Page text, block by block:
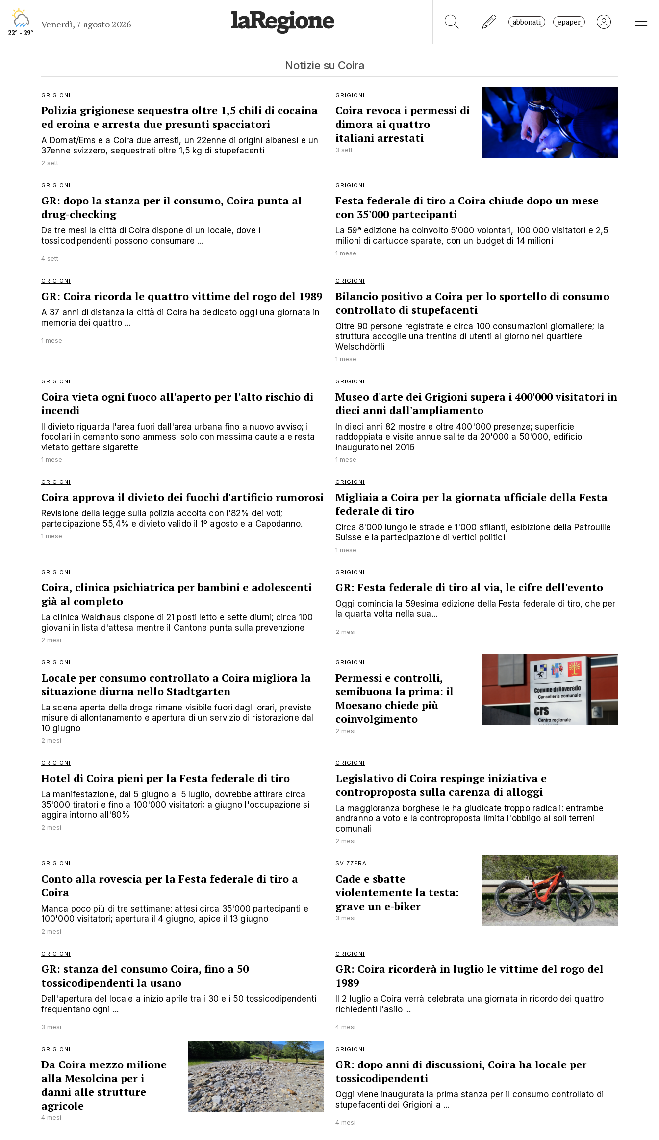
22° - 29°
Venerdì, 7 agosto 2026 abbonati epaper
Notizie su Coira
GRIGIONI
Polizia grigionese sequestra oltre 1,5 chili di cocaina
ed eroina e arresta due presunti spacciatori
A Domat/Ems e a Coira due arresti, un 22enne di origini albanesi e un
37enne svizzero, sequestrati oltre 1,5 kg di stupefacenti
2 sett
GRIGIONI
Coira revoca i permessi di
dimora ai quattro
italiani arrestati
3 sett
GRIGIONI
GR: dopo la stanza per il consumo, Coira punta al
drug-checking
Da tre mesi la città di Coira dispone di un locale, dove i
tossicodipendenti possono consumare ...
4 sett
GRIGIONI
Festa federale di tiro a Coira chiude dopo un mese
con 35'000 partecipanti
La 59ª edizione ha coinvolto 5'000 volontari, 100'000 visitatori e 2,5
milioni di cartucce sparate, con un budget di 14 milioni
1 mese
GRIGIONI
GR: Coira ricorda le quattro vittime del rogo del 1989
A 37 anni di distanza la città di Coira ha dedicato oggi una giornata in
memoria dei quattro ...
1 mese
GRIGIONI
Bilancio positivo a Coira per lo sportello di consumo
controllato di stupefacenti
Oltre 90 persone registrate e circa 100 consumazioni giornaliere; la
struttura accoglie una trentina di utenti al giorno nel quartiere
Welschdörfli
1 mese
GRIGIONI
Coira vieta ogni fuoco all'aperto per l'alto rischio di
incendi
Il divieto riguarda l'area fuori dall'area urbana fino a nuovo avviso; i
focolari in cemento sono ammessi solo con massima cautela e resta
vietato gettare sigarette
1 mese
GRIGIONI
Museo d'arte dei Grigioni supera i 400'000 visitatori in
dieci anni dall'ampliamento
In dieci anni 82 mostre e oltre 400'000 presenze; superficie
raddoppiata e visite annue salite da 20'000 a 50'000, edificio
inaugurato nel 2016
1 mese
GRIGIONI
Coira approva il divieto dei fuochi d'artificio rumorosi
Revisione della legge sulla polizia accolta con l'82% dei voti;
partecipazione 55,4% e divieto valido il 1º agosto e a Capodanno.
1 mese
GRIGIONI
Migliaia a Coira per la giornata ufficiale della Festa
federale di tiro
Circa 8'000 lungo le strade e 1'000 sfilanti, esibizione della Patrouille
Suisse e la partecipazione di vertici politici
1 mese
GRIGIONI
Coira, clinica psichiatrica per bambini e adolescenti
già al completo
La clinica Waldhaus dispone di 21 posti letto e sette diurni; circa 100
giovani in lista d'attesa mentre il Cantone punta sulla prevenzione
2 mesi
GRIGIONI
GR: Festa federale di tiro al via, le cifre dell'evento
Oggi comincia la 59esima edizione della Festa federale di tiro, che per
la quarta volta nella sua...
2 mesi
GRIGIONI
Locale per consumo controllato a Coira migliora la
situazione diurna nello Stadtgarten
La scena aperta della droga rimane visibile fuori dagli orari, previste
misure di allontanamento e apertura di un servizio di ristorazione dal
10 giugno
2 mesi
GRIGIONI
Permessi e controlli,
semibuona la prima: il
Moesano chiede più
coinvolgimento
2 mesi
GRIGIONI
Hotel di Coira pieni per la Festa federale di tiro
La manifestazione, dal 5 giugno al 5 luglio, dovrebbe attirare circa
35'000 tiratori e fino a 100'000 visitatori; a giugno l'occupazione si
aggira intorno all'80%
2 mesi
GRIGIONI
Legislativo di Coira respinge iniziativa e
controproposta sulla carenza di alloggi
La maggioranza borghese le ha giudicate troppo radicali: entrambe
andranno a voto e la controproposta limita l'obbligo ai soli terreni
comunali
2 mesi
GRIGIONI
Conto alla rovescia per la Festa federale di tiro a
Coira
Manca poco più di tre settimane: attesi circa 35'000 partecipanti e
100'000 visitatori; apertura il 4 giugno, apice il 13 giugno
2 mesi
SVIZZERA
Cade e sbatte
violentemente la testa:
grave un e-biker
3 mesi
GRIGIONI
GR: stanza del consumo Coira, fino a 50
tossicodipendenti la usano
Dall'apertura del locale a inizio aprile tra i 30 e i 50 tossicodipendenti
frequentano ogni ...
3 mesi
GRIGIONI
GR: Coira ricorderà in luglio le vittime del rogo del
1989
Il 2 luglio a Coira verrà celebrata una giornata in ricordo dei quattro
richiedenti l'asilo ...
4 mesi
GRIGIONI
Da Coira mezzo milione
alla Mesolcina per i
danni alle strutture
agricole
4 mesi
GRIGIONI
GR: dopo anni di discussioni, Coira ha locale per
tossicodipendenti
Oggi viene inaugurata la prima stanza per il consumo controllato di
stupefacenti dei Grigioni a ...
4 mesi